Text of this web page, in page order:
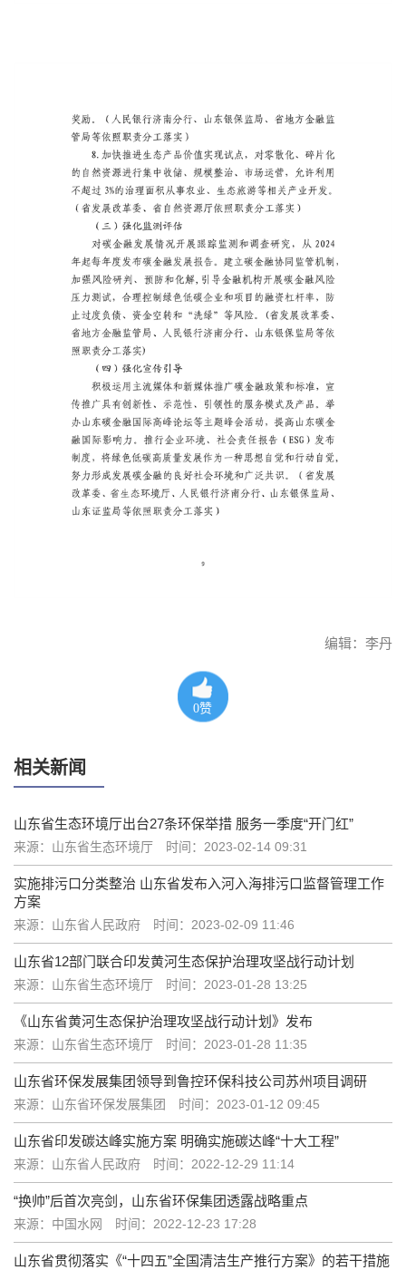
编辑：李丹
0赞
相关新闻
山东省生态环境厅出台27条环保举措 服务一季度“开门红”
来源：山东省生态环境厅 时间：2023-02-14 09:31
实施排污口分类整治 山东省发布入河入海排污口监督管理工作
方案
来源：山东省人民政府 时间：2023-02-09 11:46
山东省12部门联合印发黄河生态保护治理攻坚战行动计划
来源：山东省生态环境厅 时间：2023-01-28 13:25
《山东省黄河生态保护治理攻坚战行动计划》发布
来源：山东省生态环境厅 时间：2023-01-28 11:35
山东省环保发展集团领导到鲁控环保科技公司苏州项目调研
来源：山东省环保发展集团 时间：2023-01-12 09:45
山东省印发碳达峰实施方案 明确实施碳达峰“十大工程”
来源：山东省人民政府 时间：2022-12-29 11:14
“换帅”后首次亮剑，山东省环保集团透露战略重点
来源：中国水网 时间：2022-12-23 17:28
山东省贯彻落实《“十四五”全国清洁生产推行方案》的若干措施